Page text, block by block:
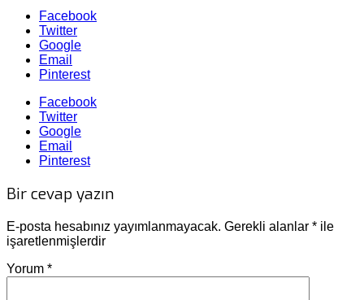
Facebook
Twitter
Google
Email
Pinterest
Facebook
Twitter
Google
Email
Pinterest
Bir cevap yazın
E-posta hesabınız yayımlanmayacak. Gerekli alanlar * ile
işaretlenmişlerdir
Yorum *